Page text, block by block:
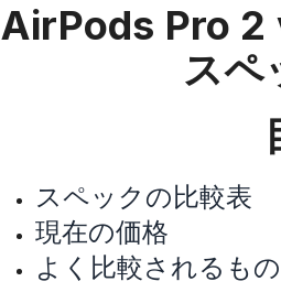
AirPods Pro
スペ
スペックの比較表
現在の価格
よく比較されるもの